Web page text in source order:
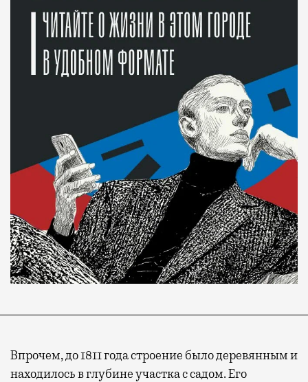
Впрочем, до 1811 года строение было деревянным и
находилось в глубине участка с садом. Его